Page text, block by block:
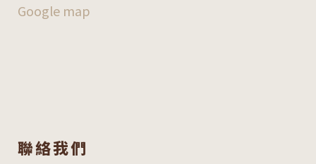
Google map
聯絡我們